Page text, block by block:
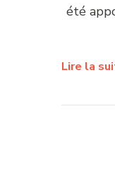
été
Lire la